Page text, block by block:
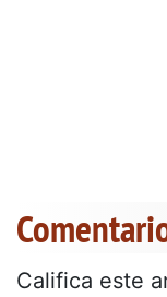
Califica este